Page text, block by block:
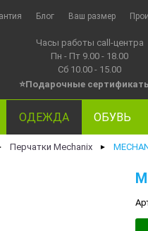
Блог Ваш размер
Часы работы call-центра
Пн - Пт 9.00 - 18.00
Сб 10.00 - 15.00
⭐Подарочные
ОДЕЖДА ОБУВЬ
Перчатки Mechanix ►